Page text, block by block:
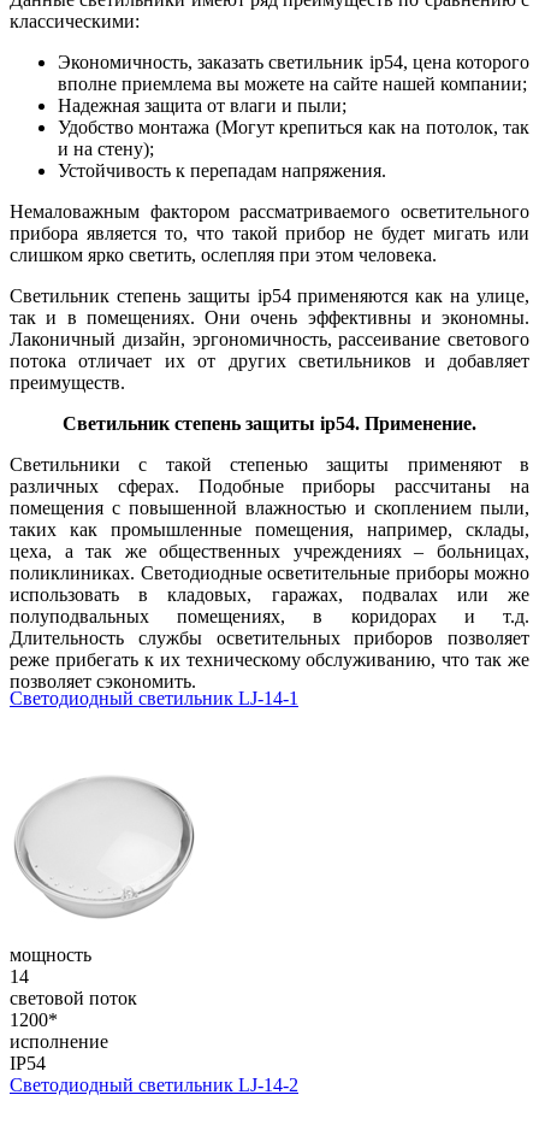
классическими:
Экономичность, заказать светильник ip54, цена которого
вполне приемлема вы можете на сайте нашей компании;
Надежная защита от влаги и пыли;
Удобство монтажа (Могут крепиться как на потолок, так
и на стену);
Устойчивость к перепадам напряжения.
Немаловажным фактором рассматриваемого осветительного
прибора является то, что такой прибор не будет мигать или
слишком ярко светить, ослепляя при этом человека.
Светильник степень защиты ip54 применяются как на улице,
так и в помещениях. Они очень эффективны и экономны.
Лаконичный дизайн, эргономичность, рассеивание светового
потока отличает их от других светильников и добавляет
преимуществ.
Светильник степень защиты ip54. Применение.
Светильники с такой степенью защиты применяют в
различных сферах. Подобные приборы рассчитаны на
помещения с повышенной влажностью и скоплением пыли,
таких как промышленные помещения, например, склады,
цеха, а так же общественных учреждениях – больницах,
поликлиниках. Светодиодные осветительные приборы можно
использовать в кладовых, гаражах, подвалах или же
полуподвальных помещениях, в коридорах и т.д.
Длительность службы осветительных приборов позволяет
реже прибегать к их техническому обслуживанию, что так же
позволяет сэкономить.
Светодиодный светильник LJ-14-1
мощность
14
световой поток
1200*
исполнение
IP54
Светодиодный светильник LJ-14-2